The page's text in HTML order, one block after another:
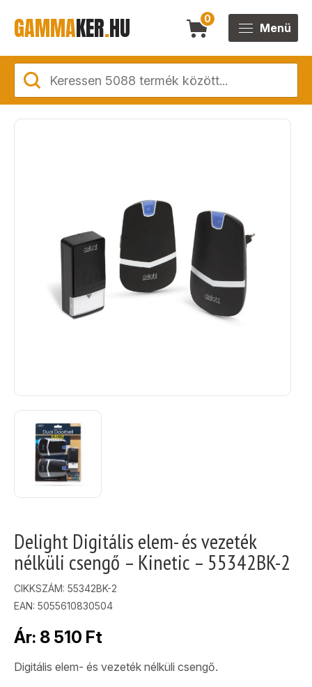
GAMMAKER.HU 0
Menü
Delight Digitális elem- és vezeték
nélküli csengő – Kinetic – 55342BK-2
CIKKSZÁM: 55342BK-2
EAN: 5055610830504
Ár: 8 510 Ft
Digitális elem- és vezeték nélküli csengő.